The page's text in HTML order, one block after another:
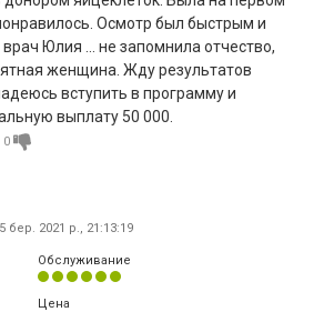
Осмотр был быстрым и
Юлия ... не запомнила отчество,
женщина. Жду результатов
вступить в программу и
выплату 50 000.
0
бер. 2021 р., 21:13:19
Обслуживание
Цена